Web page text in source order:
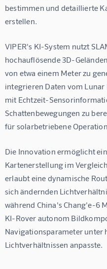
bestimmen und detaillierte
erstellen.
VIPER's KI-System nutzt
hochauflösende 3D-
von etwa einem Meter zu
integrieren Daten vom Lunar
mit Echtzeit-
Schattenbewegungen zu
für solarbetriebene
Die Innovation ermöglicht
Kartenerstellung im
erlaubt eine dynamische
sich ändernden
während China's Chang'e-6
KI-Rover autonom
Navigationsparameter unter
Lichtverhältnissen anpasste.